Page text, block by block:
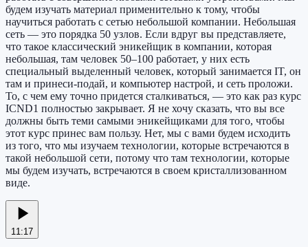
будем изучать материал применительно к тому, чтобы
научиться работать с сетью небольшой компании. Небольшая
сеть — это порядка 50 узлов. Если вдруг вы представляете,
что такое классический эникейщик в компании, которая
небольшая, там человек 50–100 работает, у них есть
специальный выделенный человек, который занимается IT, он
там и принеси-подай, и компьютер настрой, и сеть проложи.
То, с чем ему точно придется сталкиваться, — это как раз курс
ICND1 полностью закрывает. Я не хочу сказать, что вы все
должны быть теми самыми эникейщиками для того, чтобы
этот курс принес вам пользу. Нет, мы с вами будем исходить
из того, что мы изучаем технологии, которые встречаются в
такой небольшой сети, потому что там технологии, которые
мы будем изучать, встречаются в своем кристаллизованном
виде.
11:17